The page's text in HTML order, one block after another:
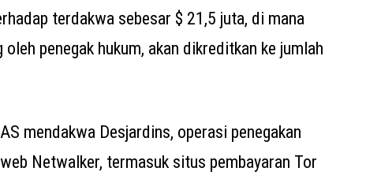
terdakwa sebesar $ 21,5 juta, di mana
penegak hukum, akan dikreditkan ke jumlah
mendakwa Desjardins, operasi penegakan
Netwalker, termasuk situs pembayaran Tor